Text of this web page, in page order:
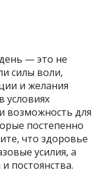
— это не
силы воли,
и желания
условиях
возможность для
постепенно
что здоровье
усилия, а
постоянства.